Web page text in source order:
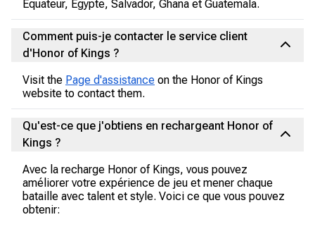
Équateur, Égypte, Salvador, Ghana et Guatemala.
Comment puis-je contacter le service client
d'Honor of Kings ?
Visit the Page d'assistance on the Honor of Kings
website to contact them.
Qu'est-ce que j'obtiens en rechargeant Honor of
Kings ?
Avec la recharge Honor of Kings, vous pouvez
améliorer votre expérience de jeu et mener chaque
bataille avec talent et style. Voici ce que vous pouvez
obtenir: